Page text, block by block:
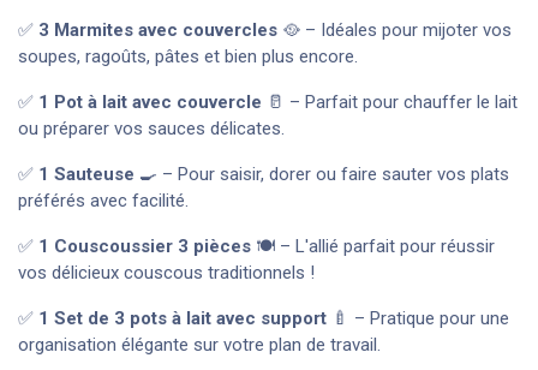
✅ 3 Marmites avec couvercles 🥘 – Idéales pour mijoter vos
soupes, ragoûts, pâtes et bien plus encore.
✅ 1 Pot à lait avec couvercle 🥛 – Parfait pour chauffer le lait
ou préparer vos sauces délicates.
✅ 1 Sauteuse 🍳 – Pour saisir, dorer ou faire sauter vos plats
préférés avec facilité.
✅ 1 Couscoussier 3 pièces 🍽️ – L'allié parfait pour réussir
vos délicieux couscous traditionnels !
✅ 1 Set de 3 pots à lait avec support 🍼 – Pratique pour une
organisation élégante sur votre plan de travail.